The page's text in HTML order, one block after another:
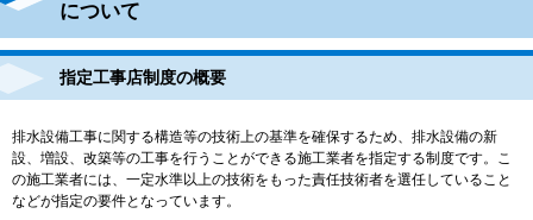
について
指定工事店制度の概要
排水設備工事に関する構造等の技術上の基準を確保するため、排水設備の新
設、増設、改築等の工事を行うことができる施工業者を指定する制度です。こ
の施工業者には、一定水準以上の技術をもった責任技術者を選任していること
などが指定の要件となっています。